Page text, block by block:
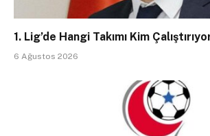
1. Lig’de Hangi Takımı Kim
6 Ağustos 2026